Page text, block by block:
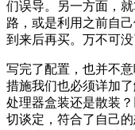
们误导。另一方面，
路，或是利用之前自
到来后再买。万不可
写完了配置，也并不
措施我们也必须详加
处理器盒装还是散装
切谈定，符合了自己